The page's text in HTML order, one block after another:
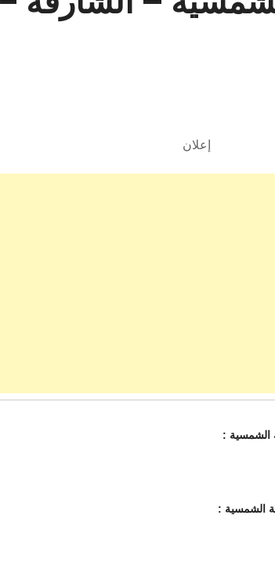
إعلان